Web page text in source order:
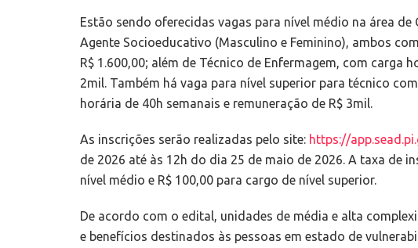
Estão sendo oferecidas vagas para nível médio na área
Agente Socioeducativo (Masculino e Feminino), ambos
R$ 1.600,00; além de Técnico de Enfermagem, com carga
2mil. Também há vaga para nível superior para técnico
horária de 40h semanais e remuneração de R$ 3mil.
As inscrições serão realizadas pelo site: https://
de 2026 até às 12h do dia 25 de maio de 2026. A taxa de
nível médio e R$ 100,00 para cargo de nível superior.
De acordo com o edital, unidades de média e alta
e benefícios destinados às pessoas em estado de